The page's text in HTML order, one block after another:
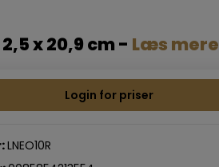
x 20,9 cm - Læs mere
Login for priser
LNEO10R